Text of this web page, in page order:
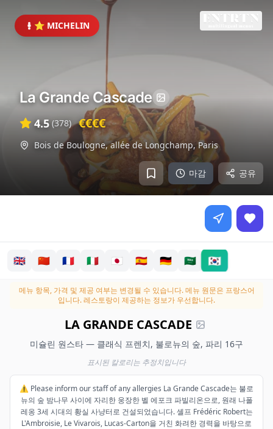
⭐ MICHELIN
마감 공유
La Grande Cascade
4.5 (378) €€€€
Bois de Boulogne, allée de Longchamp,Paris
🇬🇧 🇨🇳 🇫🇷 🇮🇹 🇯🇵 🇪🇸 🇩🇪 🇸🇦 🇰🇷
메뉴 항목, 가격 및 제공 여부는 변경될 수 있습니다.메뉴 원문은 프랑스어
입니다. 레스토랑이 제공하는 정보가 우선합니다.
LA GRANDE CASCADE
미슐린 원스타 — 클래식 프렌치, 불로뉴의 숲, 파리 16구
표시된 칼로리는 추정치입니다
⚠️ Please inform our staff of any allergies La Grande Cascade는 불로
뉴의 숲 밤나무 사이에 자리한 웅장한 벨 에포크 파빌리온으로, 원래 나폴
레옹 3세 시대의 황실 사냥터로 건설되었습니다. 셸프 Frédéric Robert는
L'Ambroisie, Le Vivarois, Lucas-Carton을 거친 화려한 경력을 바탕으로